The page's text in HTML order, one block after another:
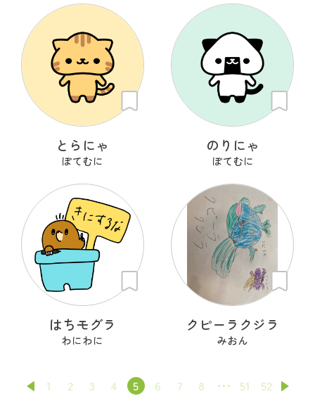
とらにゃ
ぽてむに
のりにゃ
ぽてむに
はちモグラ
わにわに
クピーラクジラ
みおん
1 2 3 4 5 6 7 8 51 52